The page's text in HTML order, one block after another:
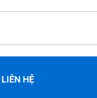
LIÊN HỆ